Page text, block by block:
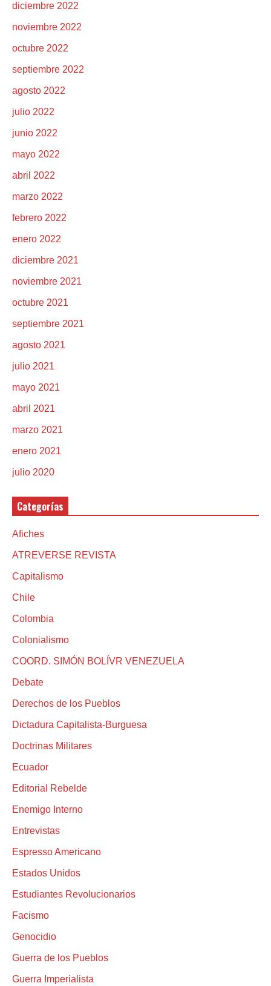
diciembre 2022
noviembre 2022
octubre 2022
septiembre 2022
agosto 2022
julio 2022
junio 2022
mayo 2022
abril 2022
marzo 2022
febrero 2022
enero 2022
diciembre 2021
noviembre 2021
octubre 2021
septiembre 2021
agosto 2021
julio 2021
mayo 2021
abril 2021
marzo 2021
enero 2021
julio 2020
Categorías
Afiches
ATREVERSE REVISTA
Capitalismo
Chile
Colombia
Colonialismo
COORD. SIMÓN BOLÍVR VENEZUELA
Debate
Derechos de los Pueblos
Dictadura Capitalista-Burguesa
Doctrinas Militares
Ecuador
Editorial Rebelde
Enemigo Interno
Entrevistas
Espresso Americano
Estados Unidos
Estudiantes Revolucionarios
Facismo
Genocidio
Guerra de los Pueblos
Guerra Imperialista